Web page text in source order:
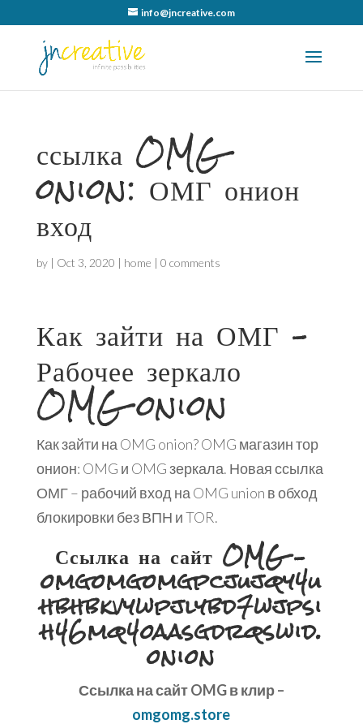
info@jncreative.com
ссылка OMG
onion: ОМГ онион
вход
by | Oct 3, 2020 | home | 0 comments
Как зайти на ОМГ –
Рабочее зеркало
OMG onion
Как зайти на OMG onion? OMG магазин тор
онион: OMG и OMG зеркала. Новая ссылка
ОМГ – рабочий вход на OMG union в обход
блокировки без ВПН и TOR.
Ссылка на сайт OMG –
omgomgomgpcjujqy4u
hbhbkvywpjlybd7wjpsi
h46mq4oaasgdrqswid.
onion
Ссылка на сайт OMG в клир –
omgomg.store